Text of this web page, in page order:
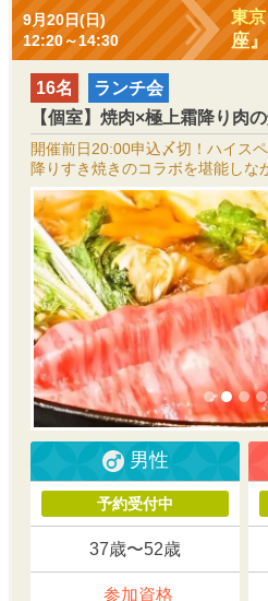
9月20日(日)
12:20～14:30
東
座』
16名
ランチ会
【個室】焼肉×極上霜降り肉
開催前日20:00申込〆切！ハイス
降りすき焼きのコラボを堪能し
男性
予約受付中
37歳〜52歳
参加資格